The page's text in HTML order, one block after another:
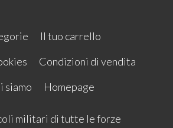
Il tuo carrello
Condizioni di vendita
siamo
Homepage
militari di tutte le forze